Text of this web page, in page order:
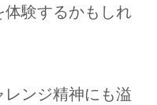
体験するかもしれ
ンジ精神にも溢